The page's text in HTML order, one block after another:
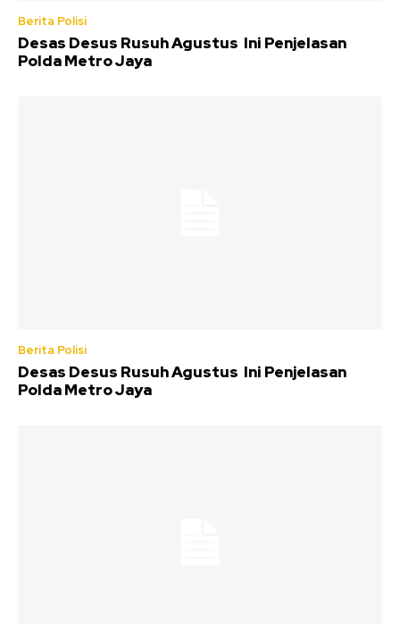
Berita Polisi
Desas Desus Rusuh Agustus Ini Penjelasan
Polda Metro Jaya
Berita Polisi
Desas Desus Rusuh Agustus Ini Penjelasan
Polda Metro Jaya